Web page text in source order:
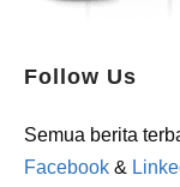
Follow Us
Semua berita
Facebook &